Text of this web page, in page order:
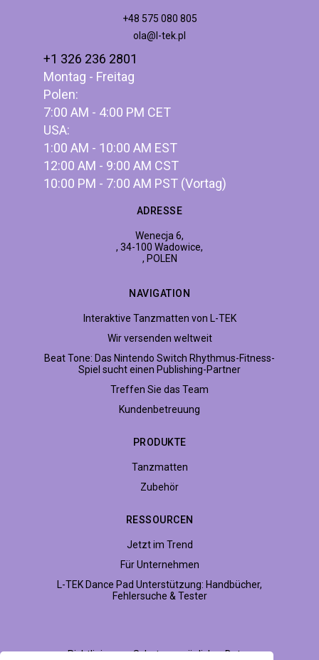
+48 575 080 805
ola@l-tek.pl
+1 326 236 2801
Montag - Freitag
Polen:
7:00 AM - 4:00 PM CET
USA:
1:00 AM - 10:00 AM EST
12:00 AM - 9:00 AM CST
10:00 PM - 7:00 AM PST (Vortag)
ADRESSE
Wenecja 6,
, 34-100 Wadowice,
, POLEN
NAVIGATION
Interaktive Tanzmatten von L-TEK
Wir versenden weltweit
Beat Tone: Das Nintendo Switch Rhythmus-Fitness-
Spiel sucht einen Publishing-Partner
Treffen Sie das Team
Kundenbetreuung
PRODUKTE
Tanzmatten
Zubehör
RESSOURCEN
Jetzt im Trend
Für Unternehmen
L-TEK Dance Pad Unterstützung: Handbücher,
Fehlersuche & Tester
Richtlinie zum Schutz persönlicher Daten